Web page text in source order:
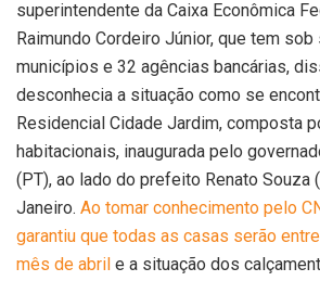
superintendente da Caixa Econômica
Raimundo Cordeiro Júnior, que tem
municípios e 32 agências bancárias,
desconhecia a situação como se
Residencial Cidade Jardim, composta
habitacionais, inaugurada pelo
(PT), ao lado do prefeito Renato Souza
Janeiro. Ao tomar conhecimento pelo
garantiu que todas as casas serão
mês de abril e a situação dos